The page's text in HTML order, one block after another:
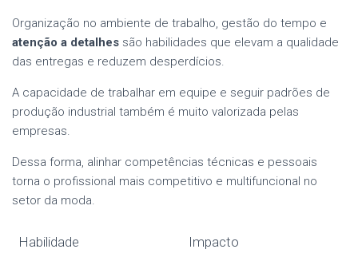
Organização no ambiente de trabalho, gestão do tempo e
atenção a detalhes são habilidades que elevam a qualidade
das entregas e reduzem desperdícios.
A capacidade de trabalhar em equipe e seguir padrões de
produção industrial também é muito valorizada pelas
empresas.
Dessa forma, alinhar competências técnicas e pessoais
torna o profissional mais competitivo e multifuncional no
setor da moda.
Habilidade Impacto